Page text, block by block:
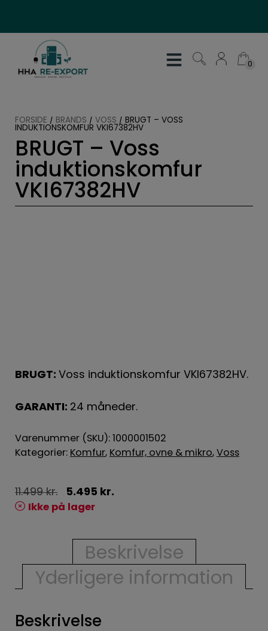
indholdet
0
0
FORSIDE / BRANDS / VOSS / BRUGT – VOSS
INDUKTIONSKOMFUR VKI67382HV
BRUGT – Voss
induktionskomfur
VKI67382HV
BRUGT: Voss induktionskomfur VKI67382HV.
GARANTI: 24 måneder.
Varenummer (SKU): 1000001502
Kategorier: Komfur, Komfur, ovne & mikro, Voss
11.499kr. 5.495 kr.
Ikke på lager
Beskrivelse
Yderligere information
Beskrivelse